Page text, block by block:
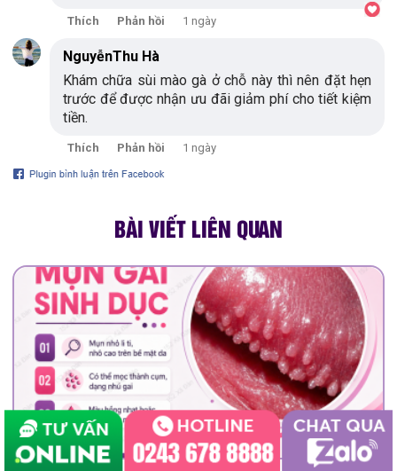
Thích Phản hồi 1 ngày
NguyễnThu Hà
Khám chữa sùi mào gà ở chỗ này thì nên đặt hẹn
trước để được nhận ưu đãi giảm phí cho tiết kiệm
tiền.
Thích Phản hồi 1 ngày
BÀI VIẾT LIÊN QUAN